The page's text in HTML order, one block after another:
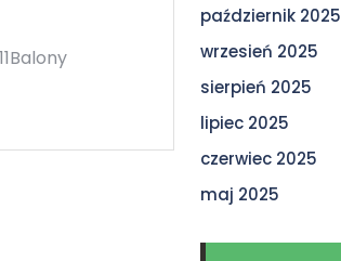
październik 2025
wrzesień 2025
sierpień 2025
lipiec 2025
czerwiec 2025
maj 2025